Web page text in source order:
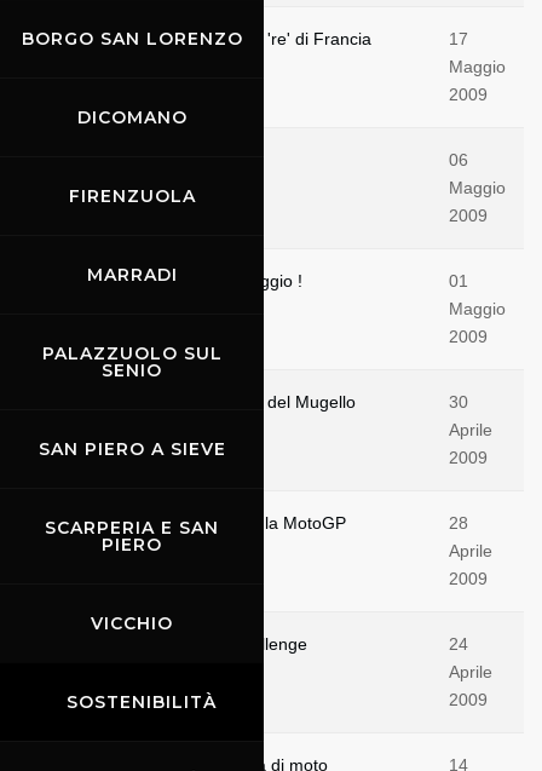
BORGO SAN LORENZO
DICOMANO
FIRENZUOLA
MARRADI
PALAZZUOLO SUL
SENIO
SAN PIERO A SIEVE
SCARPERIA E SAN
PIERO
VICCHIO
SOSTENIBILITÀ
Lorenzo, Simoncelli e Simon i 're' di Francia
17
Maggio
2009
06
Maggio
2009
Prevendita prorogata al 5 maggio !
01
Maggio
2009
Sernagiotto e Marti alla prova del Mugello
30
Aprile
2009
Ultimi giorni di prevendita per la MotoGP
28
Aprile
2009
E' il momento del Ferrari Challenge
24
Aprile
2009
Tutto pronto per la prima gara di moto
14